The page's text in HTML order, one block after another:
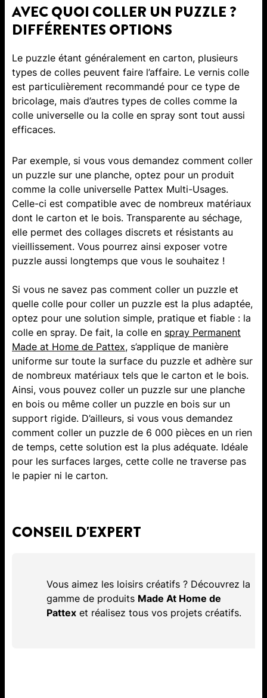
AVEC QUOI COLLER UN PUZZLE ?
DIFFÉRENTES OPTIONS
Le puzzle étant généralement en carton, plusieurs
types de colles peuvent faire l’affaire. Le vernis colle
est particulièrement recommandé pour ce type de
bricolage, mais d’autres types de colles comme la
colle universelle ou la colle en spray sont tout aussi
efficaces.
Par exemple, si vous vous demandez comment coller
un puzzle sur une planche, optez pour un produit
comme la colle universelle Pattex Multi-Usages.
Celle-ci est compatible avec de nombreux matériaux
dont le carton et le bois. Transparente au séchage,
elle permet des collages discrets et résistants au
vieillissement. Vous pourrez ainsi exposer votre
puzzle aussi longtemps que vous le souhaitez !
Si vous ne savez pas comment coller un puzzle et
quelle colle pour coller un puzzle est la plus adaptée,
optez pour une solution simple, pratique et fiable : la
colle en spray. De fait, la colle en spray Permanent
Made at Home de Pattex, s’applique de manière
uniforme sur toute la surface du puzzle et adhère sur
de nombreux matériaux tels que le carton et le bois.
Ainsi, vous pouvez coller un puzzle sur une planche
en bois ou même coller un puzzle en bois sur un
support rigide. D’ailleurs, si vous vous demandez
comment coller un puzzle de 6 000 pièces en un rien
de temps, cette solution est la plus adéquate. Idéale
pour les surfaces larges, cette colle ne traverse pas
le papier ni le carton.
CONSEIL D'EXPERT
Vous aimez les loisirs créatifs ? Découvrez la
gamme de produits Made At Home de
Pattexet réalisez tous vos projets créatifs.